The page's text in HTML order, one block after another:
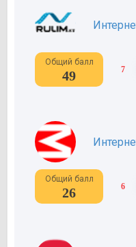
Общий балл
49 7
Общий балл
26 6